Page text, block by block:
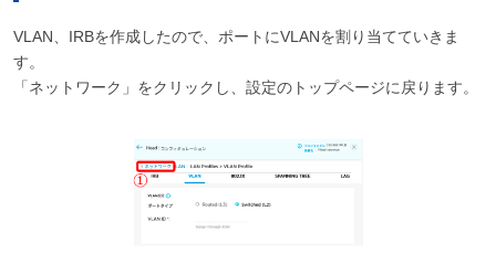
VLAN、IRBを作成したので、ポートにVLANを割り当てていきま
す。
「ネットワーク」をクリックし、設定のトップページに戻ります。